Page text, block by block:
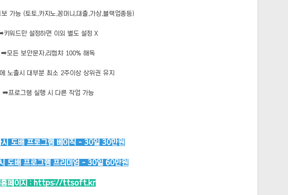
가능 (토토,카지노,꽁머니,대출,가상,블랙업종등)
키워드만 설정하면 이외 별도 설정 X
➡️모든 보안문자,리캡챠 100% 해독
노출시 대부분 최소 2주이상 상위권 유지
➡️프로그램 실행 시 다른 작업 가능
시 도배 프로그램 베이직 - 30일 30만원
도배 프로그램 프리미엄 - 30일 60만원
홈페이지 : https://ttsoft.kr